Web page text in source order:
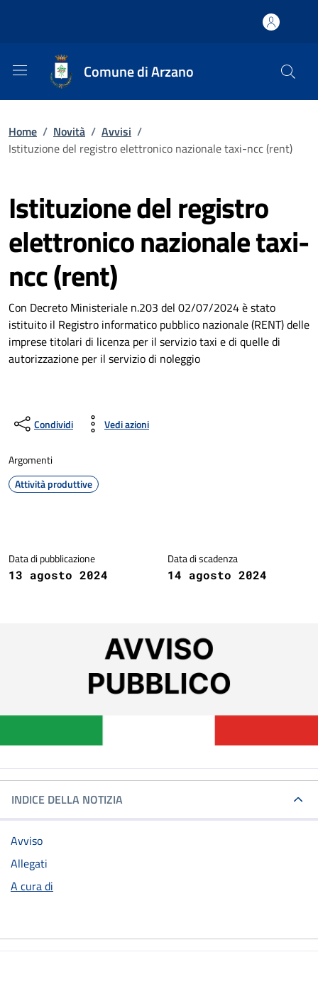
Comune di Arzano
Home / Novità / Avvisi /
Istituzione del registro elettronico nazionale taxi-ncc (rent)
Istituzione del registro
elettronico nazionale taxi-
ncc (rent)
Con Decreto Ministeriale n.203 del 02/07/2024 è stato
istituito il Registro informatico pubblico nazionale (RENT) delle
imprese titolari di licenza per il servizio taxi e di quelle di
autorizzazione per il servizio di noleggio
Condividi Vedi azioni
Argomenti
Attività produttive
Data di pubblicazione
13 agosto 2024
Data di scadenza
14 agosto 2024
INDICE DELLA NOTIZIA
Avviso
Allegati
A cura di